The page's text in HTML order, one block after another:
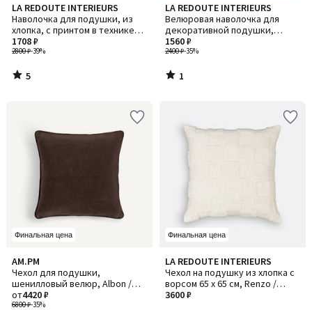
LA REDOUTE INTERIEURS
Наволочка для подушки, из
хлопка, с принтом в технике
блок-принт, SHANDIRA /
ШАНДИРА
2800 ₽-39%
1708 ₽
5
/
5
5
/
LA REDOUTE INTERIEURS
Велюровая наволочка для
декоративной подушки,
TABAKA / ТАБАКА
2400 ₽-35%
1560 ₽
1
/
5
1
/
Финальная цена
AM.PM
Чехол для подушки,
шенилловый велюр, Albon /
Албон
6800 ₽-35%
от4420 ₽
Количество
цветов:
2
Финальная цена
LA REDOUTE INTERIEURS
Чехол на подушку из хлопка с
ворсом 65 x 65 см, Renzo /
Рензо
3600 ₽
3,7
/ 5